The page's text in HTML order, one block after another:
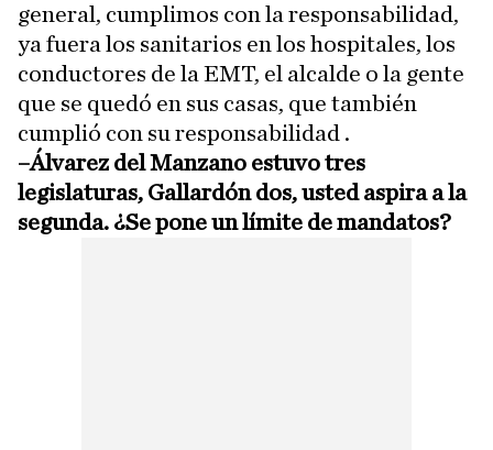
general, cumplimos con la responsabilidad,
ya fuera los sanitarios en los hospitales, los
conductores de la EMT, el alcalde o la gente
que se quedó en sus casas, que también
cumplió con su responsabilidad .
–Álvarez del Manzano estuvo tres
legislaturas, Gallardón dos, usted aspira a la
segunda. ¿Se pone un límite de mandatos?